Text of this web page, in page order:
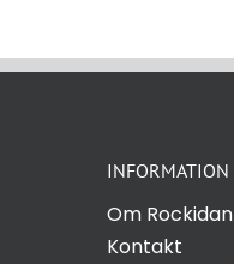
INFORMATION
Om Rockidan
Kontakt